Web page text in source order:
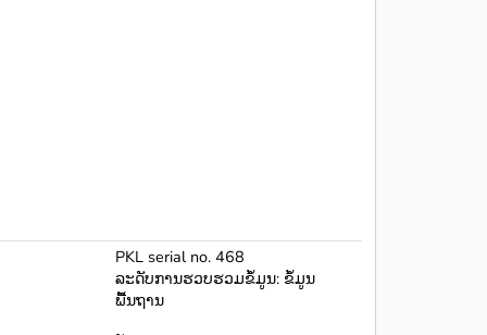
PKL serial no. 468
ລະດັບການຮວບຮວມຂໍ້ມູນ: ຂໍ້ມູນ
ພື້ນຖານ